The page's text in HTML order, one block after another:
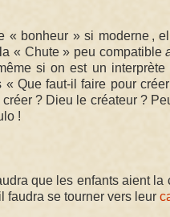
« bonheur » si moderne ,
« Chute » peu compatible
si on est un
Que faut-il faire pour
? Dieu le créateur ?
!
que les enfants aient la
se tourner vers leur